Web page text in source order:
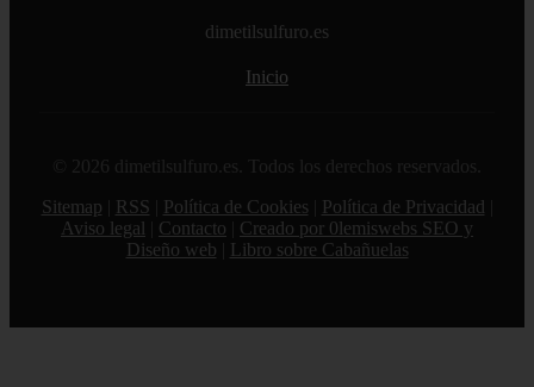
dimetilsulfuro.es
Inicio
© 2026 dimetilsulfuro.es. Todos los derechos reservados.
Sitemap
RSS Política de Cookies Política de Privacidad
Aviso legal
Contacto
Creado por 0lemiswebs SEO y
Diseño web
Libro sobre Cabañuelas